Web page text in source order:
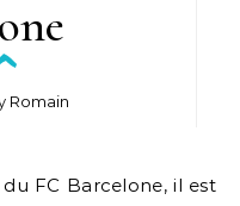
Romain
FC Barcelone, il est